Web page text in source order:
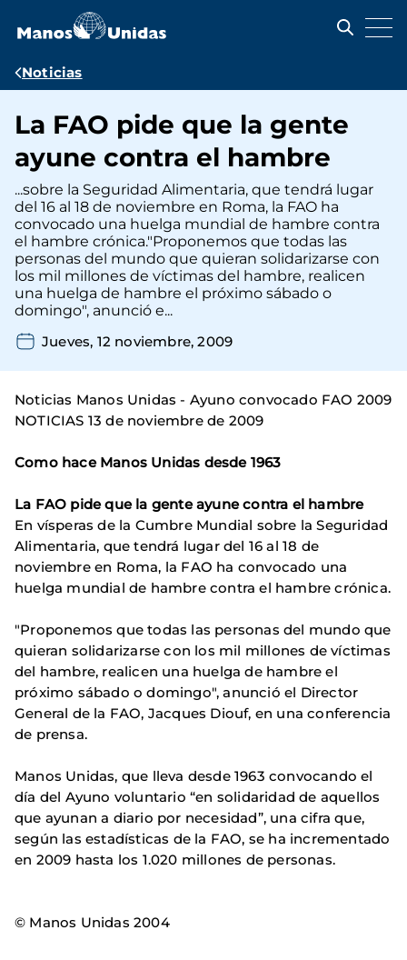
contenido
Ruta
navegación
Noticias
La FAO pide que la gente
ayune contra el hambre
...sobre la Seguridad Alimentaria, que tendrá lugar
del 16 al 18 de noviembre en Roma, la FAO ha
convocado una huelga mundial de hambre contra
el hambre crónica."Proponemos que todas las
personas del mundo que quieran solidarizarse con
los mil millones de víctimas del hambre, realicen
una huelga de hambre el próximo sábado o
domingo", anunció e...
Jueves, 12 noviembre, 2009
Noticias Manos Unidas - Ayuno convocado FAO 2009
NOTICIAS 13 de noviembre de 2009
Como hace Manos Unidas desde 1963
La FAO pide que la gente ayune contra el hambre
En vísperas de la Cumbre Mundial sobre la Seguridad
Alimentaria, que tendrá lugar del 16 al 18 de
noviembre en Roma, la FAO ha convocado una
huelga mundial de hambre contra el hambre crónica.
"Proponemos que todas las personas del mundo que
quieran solidarizarse con los mil millones de víctimas
del hambre, realicen una huelga de hambre el
próximo sábado o domingo", anunció el Director
General de la FAO, Jacques Diouf, en una conferencia
de prensa.
Manos Unidas, que lleva desde 1963 convocando el
día del Ayuno voluntario “en solidaridad de aquellos
que ayunan a diario por necesidad”, una cifra que,
según las estadísticas de la FAO, se ha incrementado
en 2009 hasta los 1.020 millones de personas.
© Manos Unidas 2004